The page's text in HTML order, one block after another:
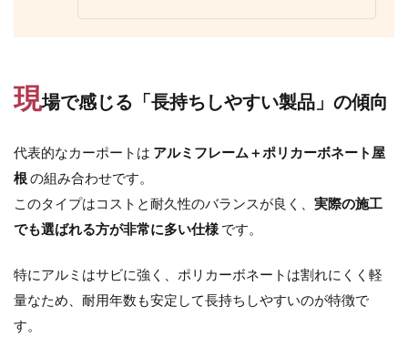
現場で感じる「長持ちしやすい製品」の傾向
代表的なカーポートは アルミフレーム＋ポリカーボネート屋
根の組み合わせです。
このタイプはコストと耐久性のバランスが良く、 実際の施工
でも選ばれる方が非常に多い仕様 です。
特にアルミはサビに強く、ポリカーボネートは割れにくく軽
量なため、耐用年数も安定して長持ちしやすいのが特徴で
す。
YKK シンプルモダン
YKK リウッドデッキ200
YKK ルシアスフェンス
YKK ルシアスポストユニット SD02型
アドヴァン オーシャンストーン
アマゾンジャラ
イナバ物置 ガレーディア
イナバ物置 タイヤストッカー
イナバ物置 ダストボックス
イナバ物置 ナイソー